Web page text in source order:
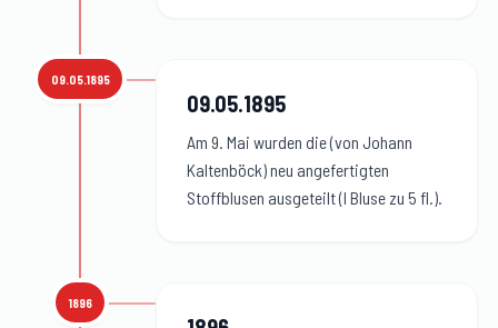
09.05.1895
09.05.1895:
09.05.1895
Am 9. Mai wurden die (von Johann
Kaltenböck) neu angefertigten
Stoffblusen ausgeteilt (l Bluse zu 5 fl.).
1896